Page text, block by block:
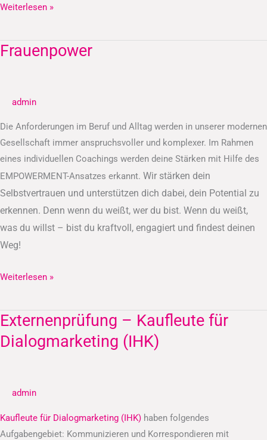
Weiterlesen »
Frauenpower
admin
Die Anforderungen im Beruf und Alltag werden in unserer modernen
Gesellschaft immer anspruchsvoller und komplexer. Im Rahmen
eines individuellen Coachings werden deine Stärken mit Hilfe des
EMPOWERMENT-Ansatzes erkannt. Wir stärken dein
Selbstvertrauen und unterstützen dich dabei, dein Potential zu
erkennen. Denn wenn du weißt, wer du bist. Wenn du weißt,
was du willst – bist du kraftvoll, engagiert und findest deinen
Weg!
Frauenpower
Weiterlesen »
Externenprüfung – Kaufleute für
Dialogmarketing (IHK)
admin
Kaufleute für Dialogmarketing (IHK) haben folgendes
Aufgabengebiet: Kommunizieren und Korrespondieren mit
Externenprüfung
–
Kaufleute
(IHK)